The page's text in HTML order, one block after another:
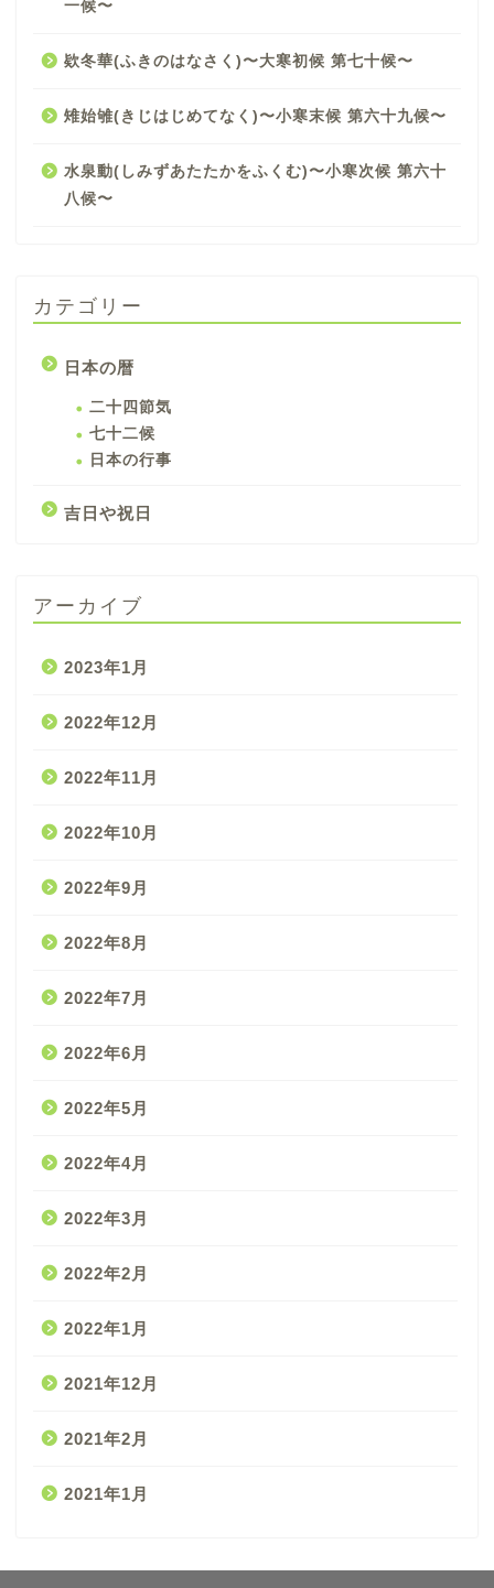
一候〜
欵冬華(ふきのはなさく)〜大寒初候 第七十候〜
雉始雊(きじはじめてなく)〜小寒末候 第六十九候〜
水泉動(しみずあたたかをふくむ)〜小寒次候 第六十
八候〜
カテゴリー
日本の暦
二十四節気
七十二候
日本の行事
吉日や祝日
アーカイブ
2023年1月
2022年12月
2022年11月
2022年10月
2022年9月
2022年8月
2022年7月
2022年6月
2022年5月
2022年4月
2022年3月
2022年2月
2022年1月
2021年12月
2021年2月
2021年1月